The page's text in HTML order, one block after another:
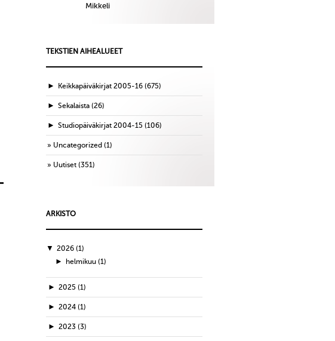
Mikkeli
TEKSTIEN AIHEALUEET
► Keikkapäiväkirjat 2005-16 (675)
► Sekalaista (26)
► Studiopäiväkirjat 2004-15 (106)
Uncategorized (1)
Uutiset (351)
ARKISTO
▼ 2026 (1)
► helmikuu (1)
► 2025 (1)
► 2024 (1)
► 2023 (3)